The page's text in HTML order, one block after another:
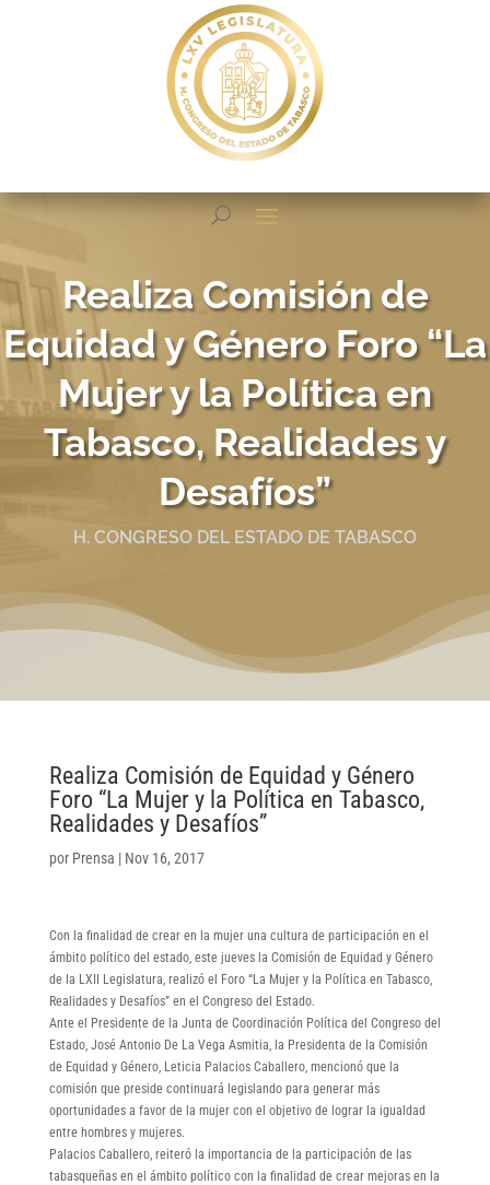
Realiza Comisión de
Equidad y Género Foro “La
Mujer y la Política en
Tabasco, Realidades y
Desafíos”
H. CONGRESO DEL ESTADO DE TABASCO
Realiza Comisión de Equidad y Género
Foro “La Mujer y la Política en Tabasco,
Realidades y Desafíos”
por Prensa | Nov 16, 2017
Con la finalidad de crear en la mujer una cultura de participación en el
ámbito político del estado, este jueves la Comisión de Equidad y Género
de la LXII Legislatura, realizó el Foro “La Mujer y la Política en Tabasco,
Realidades y Desafíos” en el Congreso del Estado.
Ante el Presidente de la Junta de Coordinación Política del Congreso del
Estado, José Antonio De La Vega Asmitia, la Presidenta de la Comisión
de Equidad y Género, Leticia Palacios Caballero, mencionó que la
comisión que preside continuará legislando para generar más
oportunidades a favor de la mujer con el objetivo de lograr la igualdad
entre hombres y mujeres.
Palacios Caballero, reiteró la importancia de la participación de las
tabasqueñas en el ámbito político con la finalidad de crear mejoras en la